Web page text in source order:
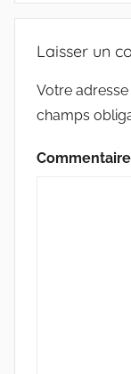
Laisser un
Votre
champs
Commentaire